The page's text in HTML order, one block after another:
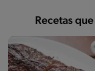
Recetas